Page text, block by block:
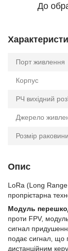
До
Порт живлення
Корпус
РЧ вихідний
Джерело
Розмір раковини
Опис
LoRa (Long
пропрієтарна
Модуль
проти FPV,
сигнал
подає сигнал, що
дистанційним